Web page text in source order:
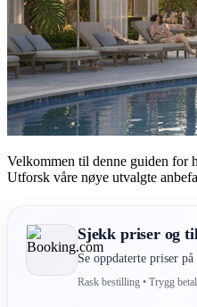
Velkommen til denne guiden for
Utforsk våre nøye utvalgte
Sjekk priser og
Se oppdaterte priser
Rask bestilling • Trygg